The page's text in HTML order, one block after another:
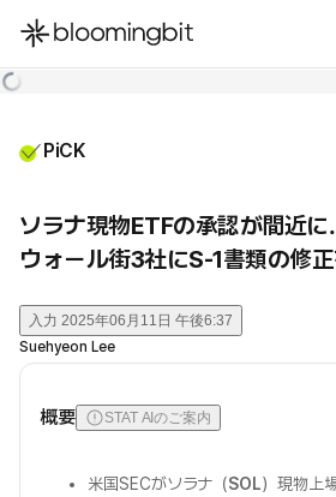
한국어
PiCK
ソラナ現物ETFの承認が間近に
ウォール街3社にS-1書類の修
入力 2025年06月11日 午後6:37
Suehyeon Lee
概要 STAT AIのご案内
米国SECがソラナ（SOL）現物上